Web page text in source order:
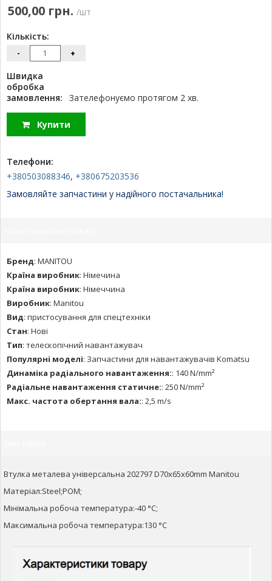
500,00 грн. /шт
Кількість:
- +
Швидка
обробка
замовлення:
Зателефонуємо протягом 2 хв.
Купити
Телефони:
+380503088346, +380675203536
Замовляйте запчастини у надійного постачальника!
Бренд: MANITOU
Країна виробник: Німечина
Країна виробник: Німеччина
Виробник: Manitou
Вид: пристосування для спецтехніки
Стан: Нові
Тип: телескопічний навантажувач
Популярні моделі: Запчастини для навантажувачів Komatsu
Динаміка радіального навантаження:: 140 N/mm²
Радіальне навантаження статичне:: 250 N/mm²
Макс. частота обертання вала:: 2,5 m/s
Втулка металева універсальна 202797 D70x65x60mm Manitou
Матеріал:Steel;POM;
Мінімальна робоча температура:-40 °C;
Максимальна робоча температура:130 °C